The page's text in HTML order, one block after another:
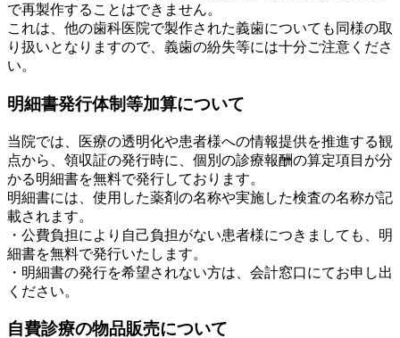
で再製作することはできません。
これは、他の歯科医院で製作された義歯についても同様の取
り扱いとなりますので、義歯の紛失等には十分ご注意くださ
い。
明細書発行体制等加算について
当院では、医療の透明化や患者様への情報提供を推進する観
点から、領収証の発行時に、個別の診療報酬の算定項目が分
かる明細書を無料で発行しております。
明細書には、使用した薬剤の名称や実施した検査の名称が記
載されます。
・公費負担により自己負担がない患者様につきましても、明
細書を無料で発行いたします。
・明細書の発行を希望されない方は、会計窓口にてお申し出
ください。
自費診療の物品販売について